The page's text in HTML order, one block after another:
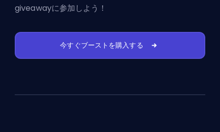
giveawayに参加しよう！
今すぐブーストを購入する